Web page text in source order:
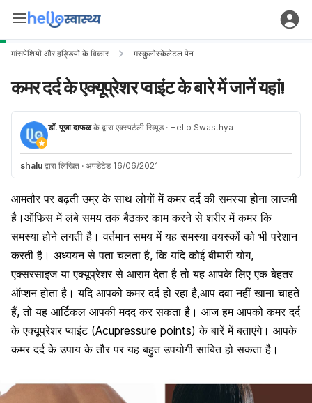
मांसपेशियों और हड्डियों के विकार मस्कुलोस्केलेटल पेन
कमर दर्द के एक्यूप्रेशर प्वाइंट के बारे में जानें यहां!
डॉ. पूजा दाफळके द्वारा एक्स्पर्टली रिव्यूड · Hello Swasthya
shalu द्वारा लिखित · अपडेटेड 16/06/2021
आमतौर पर बढ़ती उम्र के साथ लोगों मेंकमर दर्दकी समस्या होना लाजमी
है।ऑफिस में लंबे समय तक बैठकर काम करने से शरीर में कमर कि
समस्या होने लगती है। वर्तमान समय में यह समस्या वयस्कों को भी परेशान
करती है। अध्ययन से पता चलता है, कि यदि कोई बीमारी योग,
एक्सरसाइज याएक्यूप्रेशरसे आराम देता है तो यह आपके लिए एक बेहतर
ऑप्शन होता है। यदि आपको कमरदर्दहो रहा है,आप दवा नहीं खाना चाहते
हैं, तो यह आर्टिकल आपकी मदद कर सकता है। आज हम आपकोकमर दर्द
के एक्यूप्रेशर प्वाइंट (Acupressure points) के बारें में बताएंगे। आपके
कमर दर्द के उपाय के तौर पर यह बहुत उपयोगी साबित हो सकता है।